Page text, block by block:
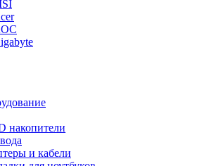
накопители
и кабели